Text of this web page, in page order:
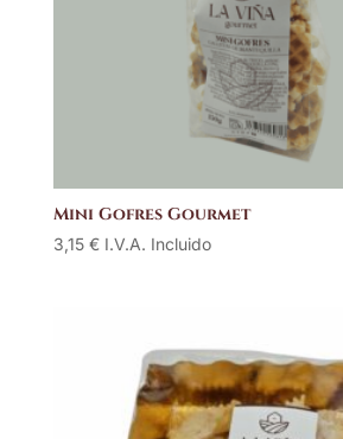
Mini Gofres Gourmet
3,15 € I.V.A. Incluido